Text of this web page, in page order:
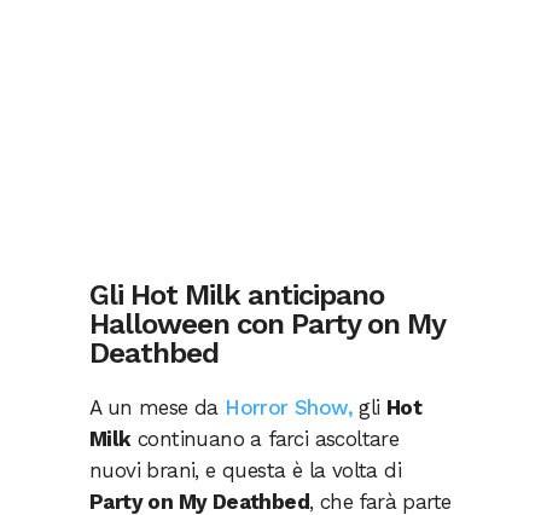
Gli Hot Milk anticipano
Halloween con Party on My
Deathbed
A un mese da Horror Show, gli Hot
Milkcontinuano a farci ascoltare
nuovi brani, e questa è la volta di
Party on My Deathbed , che farà parte